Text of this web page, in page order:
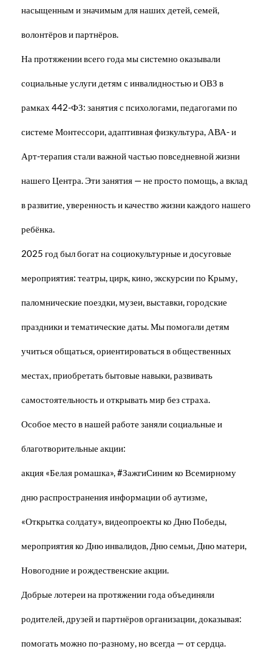
насыщенным и значимым для наших детей, семей,
волонтёров и партнёров.
На протяжении всего года мы системно оказывали
социальные услуги детям с инвалидностью и ОВЗ в
рамках 442-ФЗ: занятия с психологами, педагогами по
системе Монтессори, адаптивная физкультура, АВА- и
Арт-терапия стали важной частью повседневной жизни
нашего Центра. Эти занятия — не просто помощь, а вклад
в развитие, уверенность и качество жизни каждого нашего
ребёнка.
2025 год был богат на социокультурные и досуговые
мероприятия: театры, цирк, кино, экскурсии по Крыму,
паломнические поездки, музеи, выставки, городские
праздники и тематические даты. Мы помогали детям
учиться общаться, ориентироваться в общественных
местах, приобретать бытовые навыки, развивать
самостоятельность и открывать мир без страха.
Особое место в нашей работе заняли социальные и
благотворительные акции:
акция «Белая ромашка», #ЗажгиСиним ко Всемирному
дню распространения информации об аутизме,
«Открытка солдату», видеопроекты ко Дню Победы,
мероприятия ко Дню инвалидов, Дню семьи, Дню матери,
Новогодние и рождественские акции.
Добрые лотереи на протяжении года объединяли
родителей, друзей и партнёров организации, доказывая:
помогать можно по-разному, но всегда — от сердца.